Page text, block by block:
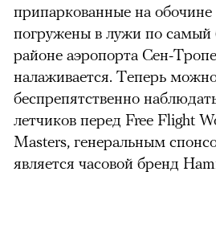
припаркованные на
погружены в лужи по
районе аэропорта Сен-
налаживается. Теперь
беспрепятственно
летчиков перед Free Flight
Masters, генеральным
является часовой бренд